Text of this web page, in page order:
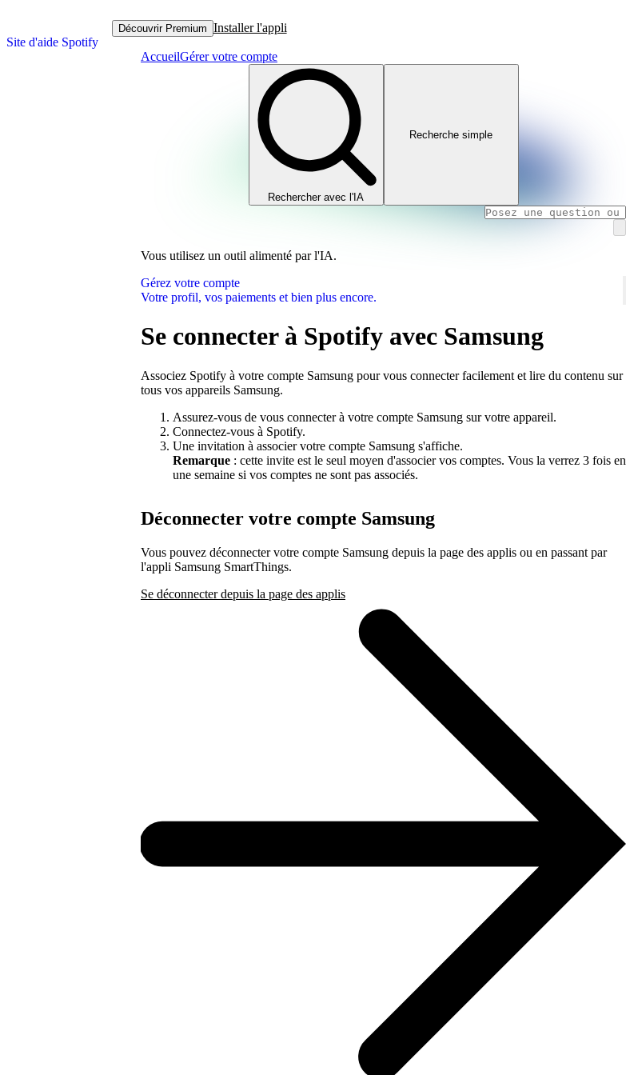
Site d'aide Spotify
Découvrir Premium Installer l'appli
AccueilGérer votre compte
Rechercher avec l'IA
Recherche simple
Vous utilisez un outil alimenté par l'IA.
Gérez votre compte
Votre profil, vos paiements et bien plus encore.
Se connecter à Spotify avec Samsung
Associez Spotify à votre compte Samsung pour vous connecter facilement et lire du contenu sur
tous vos appareils Samsung.
Assurez-vous de vous connecter à votre compte Samsung sur votre appareil.
Connectez-vous à Spotify.
Une invitation à associer votre compte Samsung s'affiche.
Remarque : cette invite est le seul moyen d'associer vos comptes. Vous la verrez 3 fois en
une semaine si vos comptes ne sont pas associés.
Déconnecter votre compte Samsung
Vous pouvez déconnecter votre compte Samsung depuis la page des applis ou en passant par
l'appli Samsung SmartThings.
Se déconnecter depuis la page des applis